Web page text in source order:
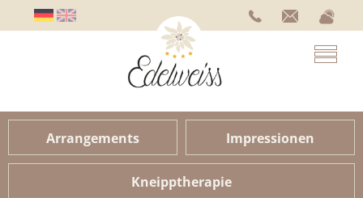
Arrangements Impressionen
Kneipptherapie